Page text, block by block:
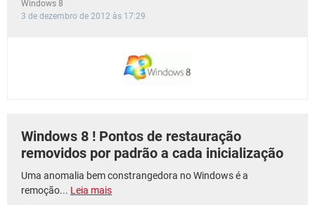
Windows 8
3 de dezembro de 2012 às 17:29
Windows 8 ! Pontos de restauração
removidos por padrão a cada inicialização
Uma anomalia bem constrangedora no Windows é a
remoção... Leia mais